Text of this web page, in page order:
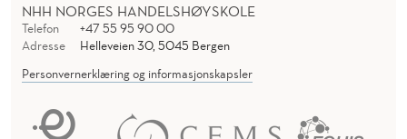
NHH NORGES HANDELSHØYSKOLE
Telefon
+47 55 95 90 00
Adresse
Helleveien 30, 5045 Bergen
Personvernerklæring og informasjonskapsler